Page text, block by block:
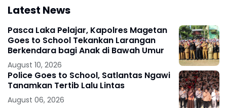
Latest News
Pasca Laka Pelajar, Kapolres Magetan
Goes to School Tekankan Larangan
Berkendara bagi Anak di Bawah Umur
August 10, 2026
Police Goes to School, Satlantas Ngawi
Tanamkan Tertib Lalu Lintas
August 06, 2026